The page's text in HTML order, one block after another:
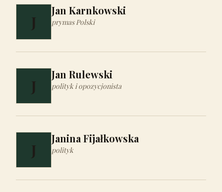
J
Jan Karnkowski
prymas Polski
J
Jan Rulewski
polityk i opozycjonista
J
Janina Fijałkowska
polityk